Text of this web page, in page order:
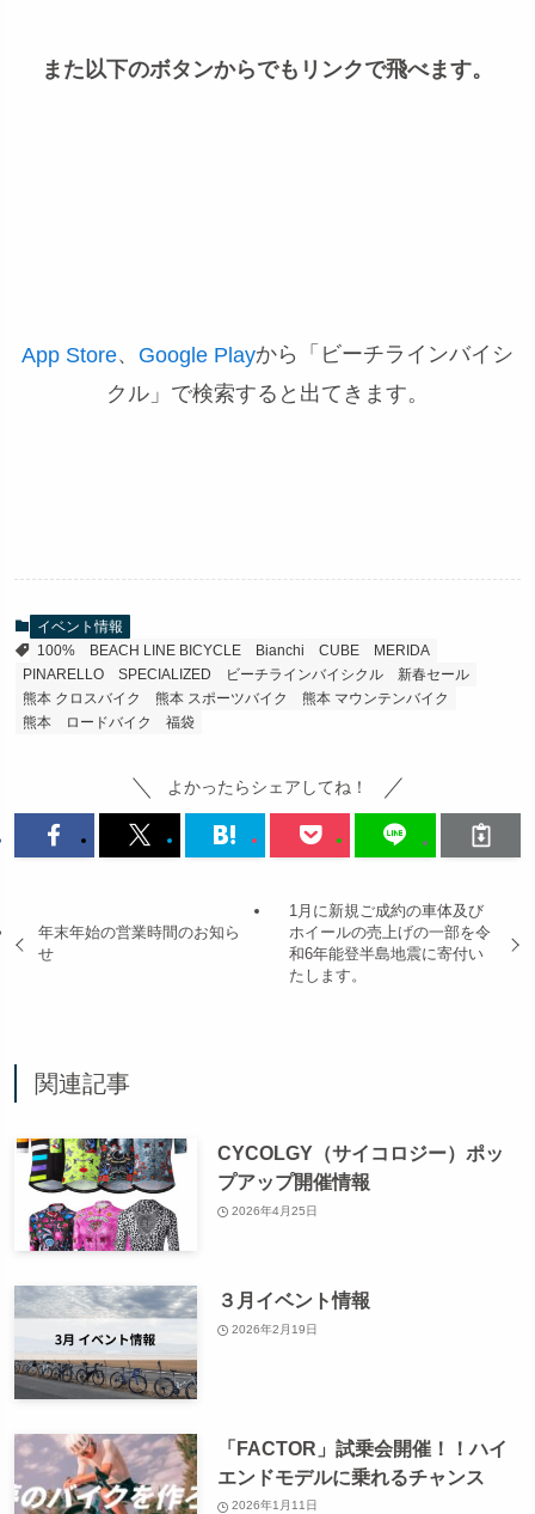
また以下のボタンからでもリンクで飛べます。
App Store、 Google Playから「ビーチラインバイシ
クル」で検索すると出てきます。
イベント情報
100%
BEACH LINE BICYCLE Bianchi CUBE
MERIDA
PINARELLO
SPECIALIZED ビーチラインバイシクル
新春セール
熊本 クロスバイク
熊本 スポーツバイク
熊本 マウンテンバイク
熊本 ロードバイク
福袋
よかったらシェアしてね！
年末年始の営業時間のお知ら
せ
1月に新規ご成約の車体及び
ホイールの売上げの一部を令
和6年能登半島地震に寄付い
たします。
関連記事
CYCOLGY（サイコロジー）ポッ
プアップ開催情報
2026年4月25日
３月イベント情報
2026年2月19日
「FACTOR」試乗会開催！！ハイ
エンドモデルに乗れるチャンス
2026年1月11日